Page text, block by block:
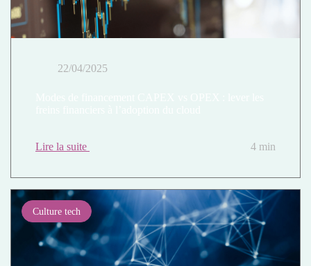
22/04/2025
Lire la suite 4 min
Culture tech